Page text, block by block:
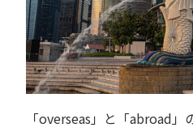
「overseas」と「abroad」